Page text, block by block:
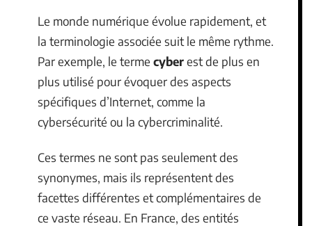
Le monde numérique évolue rapidement, et
la terminologie associée suit le même rythme.
Par exemple, le terme cyberest de plus en
plus utilisé pour évoquer des aspects
spécifiques d’Internet, comme la
cybersécurité ou la cybercriminalité.
Ces termes ne sont pas seulement des
synonymes, mais ils représentent des
facettes différentes et complémentaires de
ce vaste réseau. En France, des entités